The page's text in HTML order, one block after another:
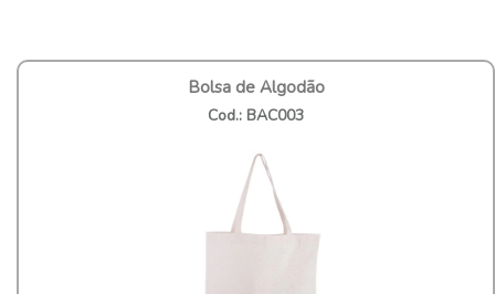
Bolsa de Algodão
Cod.: BAC003